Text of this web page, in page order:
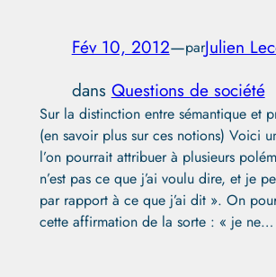
Fév 10, 2012—parJulien
dans Questions de société
Sur la distinction entre sémantique et
(en savoir plus sur ces notions) Voici
l’on pourrait attribuer à plusieurs
n’est pas ce que j’ai voulu dire, et je
par rapport à ce que j’ai dit ». On
cette affirmation de la sorte : « je ne…